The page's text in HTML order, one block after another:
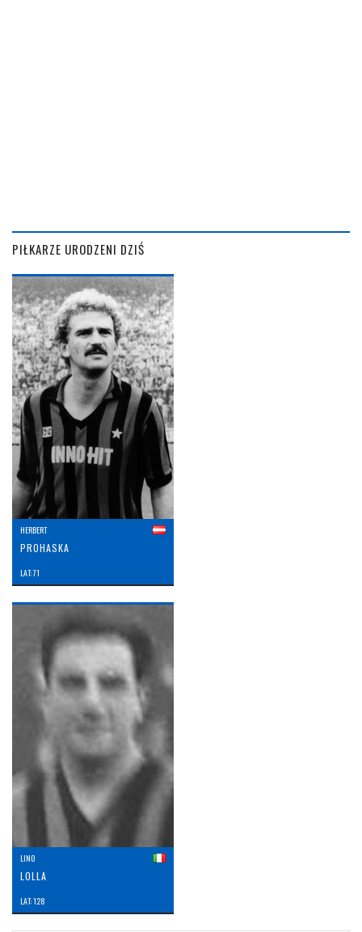
PIŁKARZE URODZENI DZIŚ
HERBERT
PROHASKA
LAT: 71
LINO
LOLLA
LAT: 128